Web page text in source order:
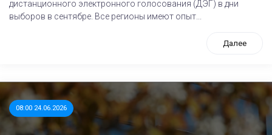
дистанционного электронного голосования (ДЭГ) в дни
выборов в сентябре. Все регионы имеют опыт...
Далее
08:00 24.06.2026